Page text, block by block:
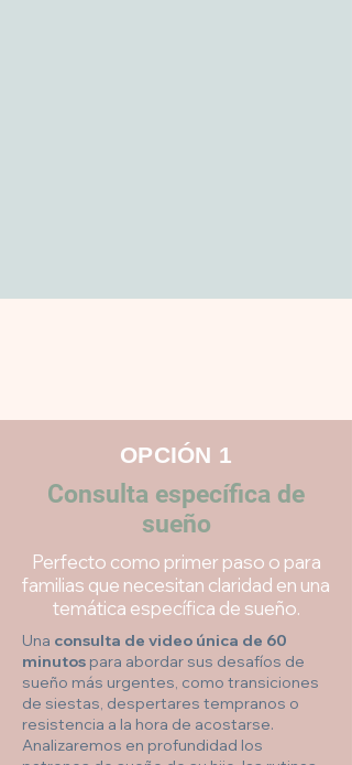
OPCIÓN 1
Consulta específica de
sueño
Perfecto como primer paso o para
familias que necesitan claridad en una
temática específica de sueño.
Una consulta de video única de 60
minutos para abordar sus desafíos de
sueño más urgentes, como transiciones
de siestas, despertares tempranos o
resistencia a la hora de acostarse.
Analizaremos en profundidad los